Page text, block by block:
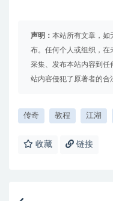
声明： 本站所有文章，如
布。任何个人或组织，在
采集、发布本站内容到任
站内容侵犯了原著者的合
传奇 教程 江湖
收藏 链接